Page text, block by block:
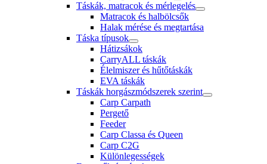
Táskák, matracok és mérlegelés
Matracok és halbölcsők
Halak mérése és megtartása
Táska típusok
Hátizsákok
CarryALL táskák
Élelmiszer és hűtőtáskák
EVA táskák
Táskák horgászmódszerek szerint
Carp Carpath
Pergető
Feeder
Carp Classa és Queen
Carp C2G
Különlegességek